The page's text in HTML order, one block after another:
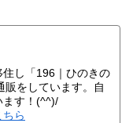
し「196｜ひのきの
販をしています。自
ます！(^^)/
ら